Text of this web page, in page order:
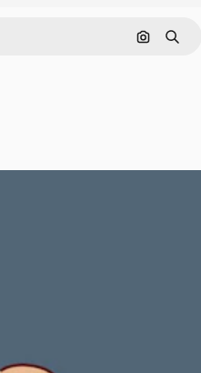
画像で検索
検索